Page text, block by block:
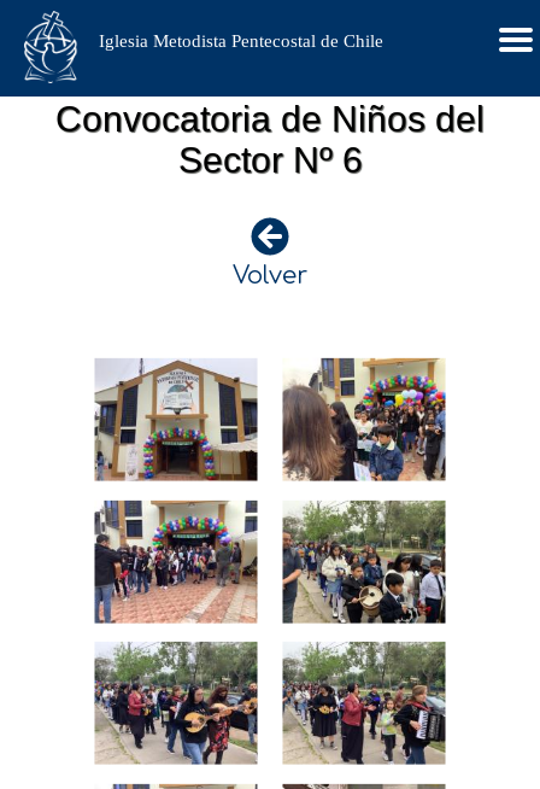
Iglesia Metodista Pentecostal de Chile
Convocatoria de Niños del
Sector Nº 6
Volver